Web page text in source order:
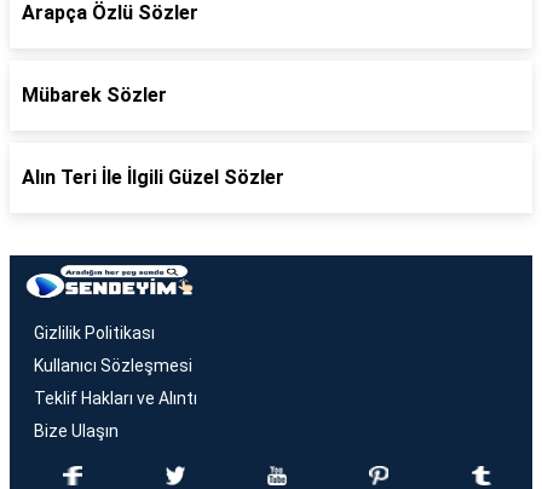
Arapça Özlü Sözler
Mübarek Sözler
Alın Teri İle İlgili Güzel Sözler
Gizlilik Politikası
Kullanıcı Sözleşmesi
Teklif Hakları ve Alıntı
Bize Ulaşın